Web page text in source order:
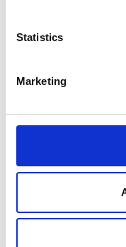
Statistics
Marketing